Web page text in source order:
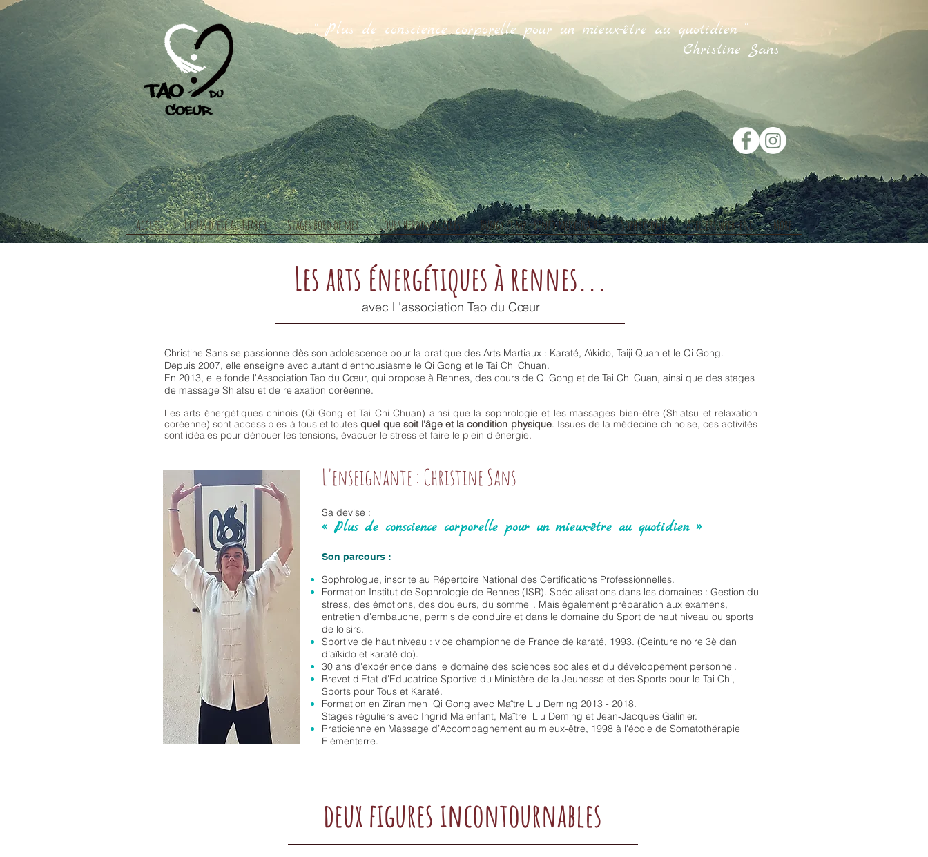
“ Plus de conscience corporelle pour un mieux-être au quotidien ”
Christine Sans
Accueil Cours d'été au Thabor Stages bord de mer Cours hebdomadaires Bungy Pump - renfo musculaire Sophrologie Ateliers week-end More
Les arts énergétiques à rennes...
avec l 'association Tao du Cœur
Christine Sans se passionne dès son adolescence pour la pratique des Arts Martiaux : Karaté, Aïkido, Taiji Quan et le Qi Gong.
Depuis 2007, elle enseigne avec autant d'enthousiasme le Qi Gong et le Tai Chi Chuan.
En 2013, elle fonde l'Association Tao du Cœur, qui propose à Rennes, des cours de Qi Gong et de Tai Chi Cuan, ainsi que des stages
de massage Shiatsu et de relaxation coréenne.
Les arts énergétiques chinois (Qi Gong et Tai Chi Chuan) ainsi que la sophrologie et les massages bien-être (Shiatsu et relaxation
coréenne) sont accessibles à tous et toutesquel que soit l'âge et la condition physique. Issues de la médecine chinoise, ces activités
sont idéales pour dénouer les tensions, évacuer le stress et faire le plein d'énergie.
L'enseignante : Christine Sans
Sa devise :
« Plus de conscience corporelle pour un mieux-être au quotidien »
Son parcours :
Sophrologue, inscrite au Répertoire National des Certifications Professionnelles.
Formation Institut de Sophrologie de Rennes (ISR). Spécialisations dans les domaines : Gestion du
stress, des émotions, des douleurs, du sommeil. Mais également préparation aux examens,
entretien d'embauche, permis de conduire et dans le domaine du Sport de haut niveau ou sports
de loisirs.
Sportive de haut niveau : vice championne de France de karaté, 1993. (Ceinture noire 3è dan
d’aïkido et karaté do).
30 ans d'expérience dans le domaine des sciences sociales et du développement personnel.
Brevet d'Etat d'Educatrice Sportive du Ministère de la Jeunesse et des Sports pour le Tai Chi,
Sports pour Tous et Karaté.
Formation en Ziran men Qi Gong avec Maître Liu Deming 2013 - 2018.
Stages réguliers avec Ingrid Malenfant, Maître Liu Deming et Jean-Jacques Galinier.
Praticienne en Massage d’Accompagnement au mieux-être, 1998 à l'école de Somatothérapie
Elémenterre.
deux figures incontournables